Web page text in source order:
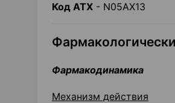
Код ATX - N05AX13
Фармакодинамика
Механизм действия